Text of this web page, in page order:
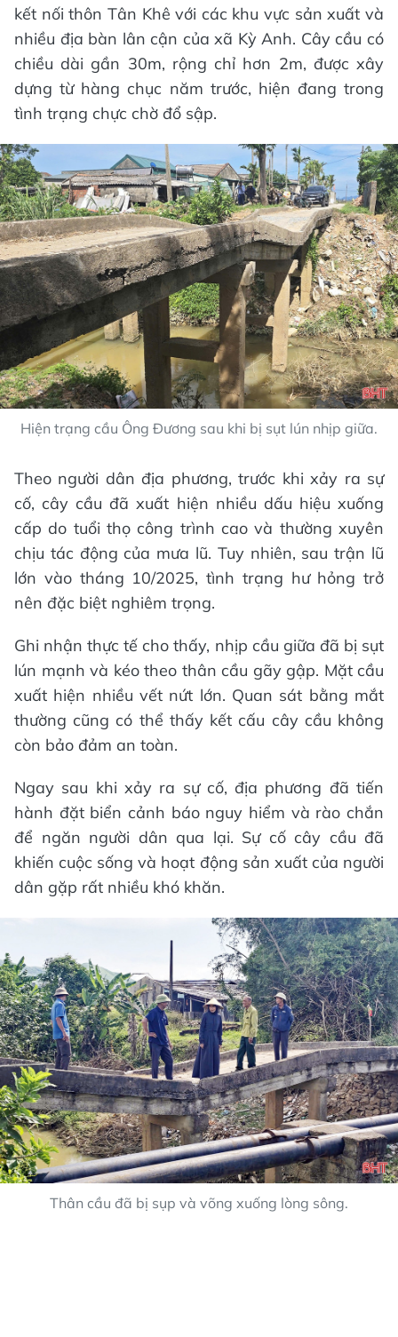
kết nối thôn Tân Khê với các khu vực sản xuất và
nhiều địa bàn lân cận của xã Kỳ Anh. Cây cầu có
chiều dài gần 30m, rộng chỉ hơn 2m, được xây
dựng từ hàng chục năm trước, hiện đang trong
tình trạng chực chờ đổ sập.
Hiện trạng cầu Ông Đương sau khi bị sụt lún nhịp giữa.
Theo người dân địa phương, trước khi xảy ra sự
cố, cây cầu đã xuất hiện nhiều dấu hiệu xuống
cấp do tuổi thọ công trình cao và thường xuyên
chịu tác động của mưa lũ. Tuy nhiên, sau trận lũ
lớn vào tháng 10/2025, tình trạng hư hỏng trở
nên đặc biệt nghiêm trọng.
Ghi nhận thực tế cho thấy, nhịp cầu giữa đã bị sụt
lún mạnh và kéo theo thân cầu gãy gập. Mặt cầu
xuất hiện nhiều vết nứt lớn. Quan sát bằng mắt
thường cũng có thể thấy kết cấu cây cầu không
còn bảo đảm an toàn.
Ngay sau khi xảy ra sự cố, địa phương đã tiến
hành đặt biển cảnh báo nguy hiểm và rào chắn
để ngăn người dân qua lại. Sự cố cây cầu đã
khiến cuộc sống và hoạt động sản xuất của người
dân gặp rất nhiều khó khăn.
Thân cầu đã bị sụp và võng xuống lòng sông.